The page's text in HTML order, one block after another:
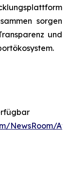
sorgen
und
NewsRoom/